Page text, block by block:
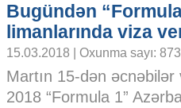
Bugündən
limanlarında viza
15.03.2018 | Oxunma sayı: 873
Martın 15-dən əcnəbilər
2018 “Formula 1”